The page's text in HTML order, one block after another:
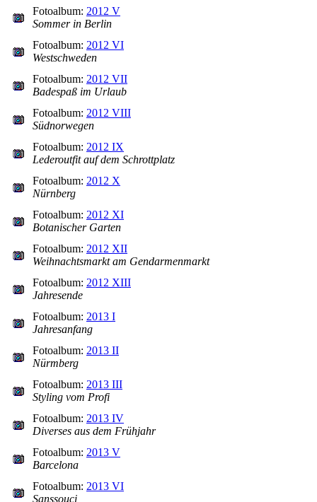
Fotoalbum: 2012 V
Sommer in Berlin
Fotoalbum: 2012 VI
Westschweden
Fotoalbum: 2012 VII
Badespaß im Urlaub
Fotoalbum: 2012 VIII
Südnorwegen
Fotoalbum: 2012 IX
Lederoutfit auf dem Schrottplatz
Fotoalbum: 2012 X
Nürnberg
Fotoalbum: 2012 XI
Botanischer Garten
Fotoalbum: 2012 XII
Weihnachtsmarkt am Gendarmenmarkt
Fotoalbum: 2012 XIII
Jahresende
Fotoalbum: 2013 I
Jahresanfang
Fotoalbum: 2013 II
Nürmberg
Fotoalbum: 2013 III
Styling vom Profi
Fotoalbum: 2013 IV
Diverses aus dem Frühjahr
Fotoalbum: 2013 V
Barcelona
Fotoalbum: 2013 VI
Sanssouci